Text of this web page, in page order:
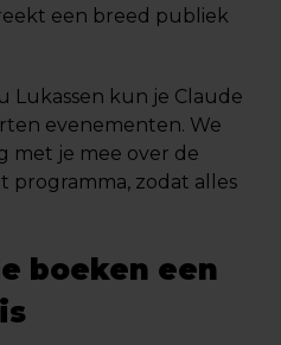
een breed publiek
Lukassen kun je Claude
evenementen. We
met je mee over de
programma, zodat alles
boeken een